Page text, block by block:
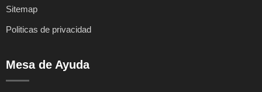
Sitemap
Politicas de privacidad
Mesa de Ayuda